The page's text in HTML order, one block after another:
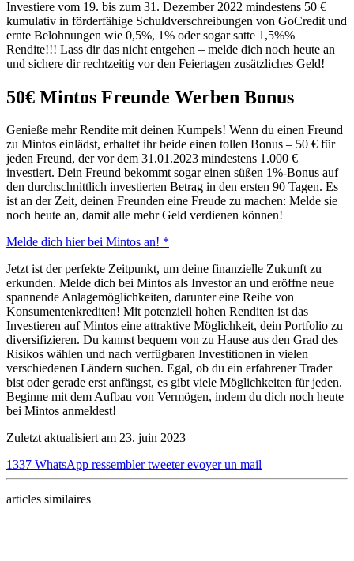
Investiere vom 19. bis zum 31. Dezember 2022 mindestens 50 €
kumulativ in förderfähige Schuldverschreibungen von GoCredit und
ernte Belohnungen wie 0,5%, 1% oder sogar satte 1,5%%
Rendite!!! Lass dir das nicht entgehen – melde dich noch heute an
und sichere dir rechtzeitig vor den Feiertagen zusätzliches Geld!
50€ Mintos Freunde Werben Bonus
Genieße mehr Rendite mit deinen Kumpels! Wenn du einen Freund
zu Mintos einlädst, erhaltet ihr beide einen tollen Bonus – 50 € für
jeden Freund, der vor dem 31.01.2023 mindestens 1.000 €
investiert. Dein Freund bekommt sogar einen süßen 1%-Bonus auf
den durchschnittlich investierten Betrag in den ersten 90 Tagen. Es
ist an der Zeit, deinen Freunden eine Freude zu machen: Melde sie
noch heute an, damit alle mehr Geld verdienen können!
Melde dich hier bei Mintos an! *
Jetzt ist der perfekte Zeitpunkt, um deine finanzielle Zukunft zu
erkunden. Melde dich bei Mintos als Investor an und eröffne neue
spannende Anlagemöglichkeiten, darunter eine Reihe von
Konsumentenkrediten! Mit potenziell hohen Renditen ist das
Investieren auf Mintos eine attraktive Möglichkeit, dein Portfolio zu
diversifizieren. Du kannst bequem von zu Hause aus den Grad des
Risikos wählen und nach verfügbaren Investitionen in vielen
verschiedenen Ländern suchen. Egal, ob du ein erfahrener Trader
bist oder gerade erst anfängst, es gibt viele Möglichkeiten für jeden.
Beginne mit dem Aufbau von Vermögen, indem du dich noch heute
bei Mintos anmeldest!
Zuletzt aktualisiert am 23. juin 2023
1337 WhatsApp ressembler tweeter evoyer un mail
articles similaires